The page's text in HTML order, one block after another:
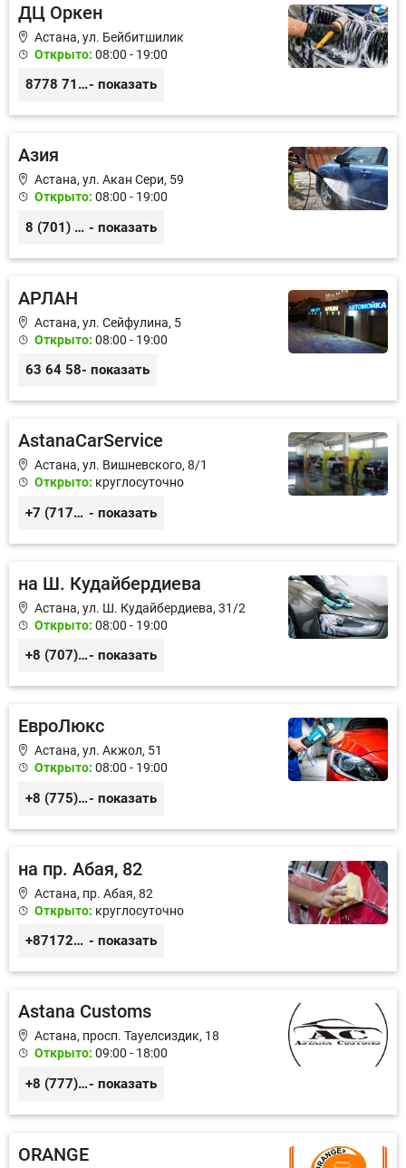
ДЦ Оркен
Астана, ул. Бейбитшилик
Открыто: 08:00 - 19:00
8778 712 23 19- показать
Азия
Астана, ул. Акан Сери, 59
Открыто: 08:00 - 19:00
8 (701) 155-54-33 - показать
АРЛАН
Астана, ул. Сейфулина, 5
Открыто: 08:00 - 19:00
63 64 58- показать
AstanaCarService
Астана, ул. Вишневского, 8/1
Открыто: круглосуточно
+7 (7172) 72-96-27 - показать
на Ш. Кудайбердиева
Астана, ул. Ш. Кудайбердиева, 31/2
Открыто: 08:00 - 19:00
+8 (707) 189-26-62- показать
ЕвроЛюкс
Астана, ул. Акжол, 51
Открыто: 08:00 - 19:00
+8 (775) 666-80-77- показать
на пр. Абая, 82
Астана, пр. Абая, 82
Открыто: круглосуточно
+87172346978 - показать
Astana Customs
Астана, просп. Тауелсиздик, 18
Открыто: 09:00 - 18:00
+8 (777) 674-33-54, +8 (707) 807-87-16- показать
ORANGE